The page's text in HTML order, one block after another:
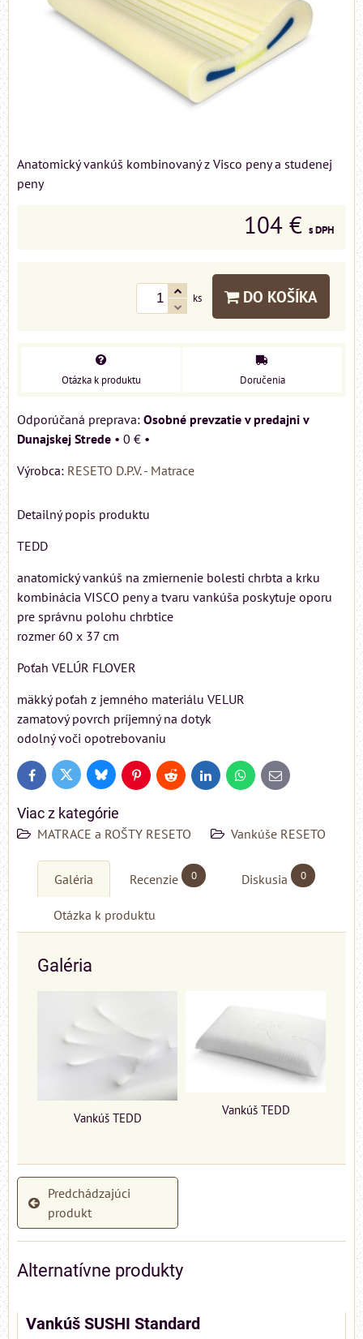
Anatomický vankúš kombinovaný z Visco peny a studenej
peny
104 € s DPH
ks DO KOŠÍKA
Otázka k produktu Doručenia
Osobné prevzatie v predajni v
Dunajskej Strede • 0 € •
Výrobca: RESETO D.P.V. - Matrace
Detailný popis produktu
TEDD
anatomický vankúš na zmiernenie bolesti chrbta a krku
kombinácia VISCO peny a tvaru vankúša poskytuje oporu
pre správnu polohu chrbtice
rozmer 60 x 37 cm
Poťah VELÚR FLOVER
mäkký poťah z jemného materiálu VELUR
zamatový povrch príjemný na dotyk
odolný voči opotrebovaniu
FacebookTwitter BlueskyPinterestReddit LinkedInWhatsApp
E-
mail
Viac z kategórie
MATRACE a ROŠTY RESETO Vankúše RESETO
Galéria Recenzie 0 Diskusia 0
Otázka k produktu
Galéria
Vankúš TEDD
Vankúš TEDD
Predchádzajúci
produkt
Alternatívne produkty
Vankúš SUSHI Standard